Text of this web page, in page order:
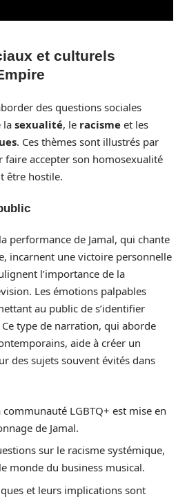
et culturels
des questions sociales
la sexualité, le racisme et les
. Ces thèmes sont illustrés par
faire accepter son homosexualité
être hostile.
performance de Jamal, qui chante
incarnent une victoire personnelle
l’importance de la
Les émotions palpables
au public de s’identifier
type de narration, qui aborde
aide à créer un
des sujets souvent évités dans
LGBTQ+ est mise en
de Jamal.
sur le racisme systémique,
monde du business musical.
et leurs implications sont